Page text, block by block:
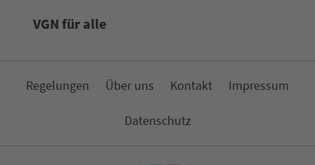
VGN für alle
Re­ge­lungen Über uns Kon­takt Impressum
Da­ten­schutz